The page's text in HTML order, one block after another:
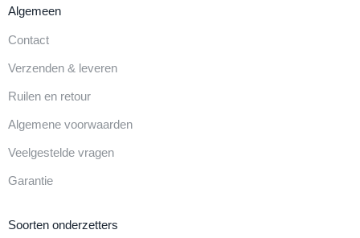
Algemeen
Contact
Verzenden & leveren
Ruilen en retour
Algemene voorwaarden
Veelgestelde vragen
Garantie
Soorten onderzetters